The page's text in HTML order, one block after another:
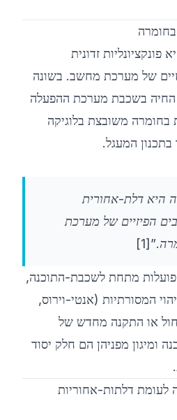
זדונית
של מערכת מחשב. בשונה
החיה בשכבת מערכת ההפעלה
בחומרה משובצת בלוגיקה
בתכנון המעגל.
היא דלת-אחורית
הפיזיים של מערכת
[1]
מתחת לשכבת-התוכנה,
המסורתיות (אנטי-וירוס,
או התקנה מחדש של
ומיגון מפניהן הם חלק יסוד
לעומת דלתות-אחוריות